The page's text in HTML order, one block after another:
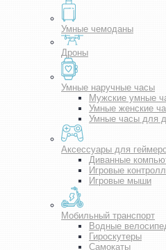
Умные чемоданы
Дроны
Умные наручные часы
Мужские умные
Умные женские
Умные часы для
Аксессуары для
Диванные
Игровые
Игровые мыши
Мобильный транспорт
Водные
Гироскутеры
Самокаты